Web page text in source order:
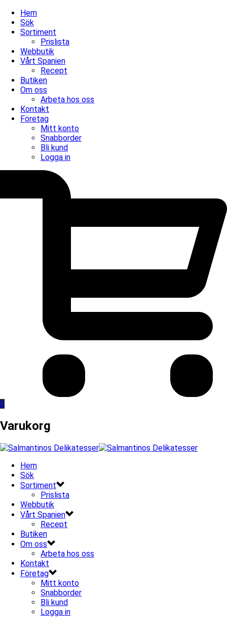
Hem
Sök
Sortiment
Prislista
Webbutik
Vårt Spanien
Recept
Butiken
Om oss
Arbeta hos oss
Kontakt
Företag
Mitt konto
Snabborder
Bli kund
Logga in
0
Varukorg
Hem
Sök
Sortiment
Prislista
Webbutik
Vårt Spanien
Recept
Butiken
Om oss
Arbeta hos oss
Kontakt
Företag
Mitt konto
Snabborder
Bli kund
Logga in